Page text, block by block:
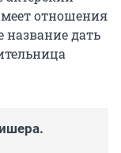
отношения
дать